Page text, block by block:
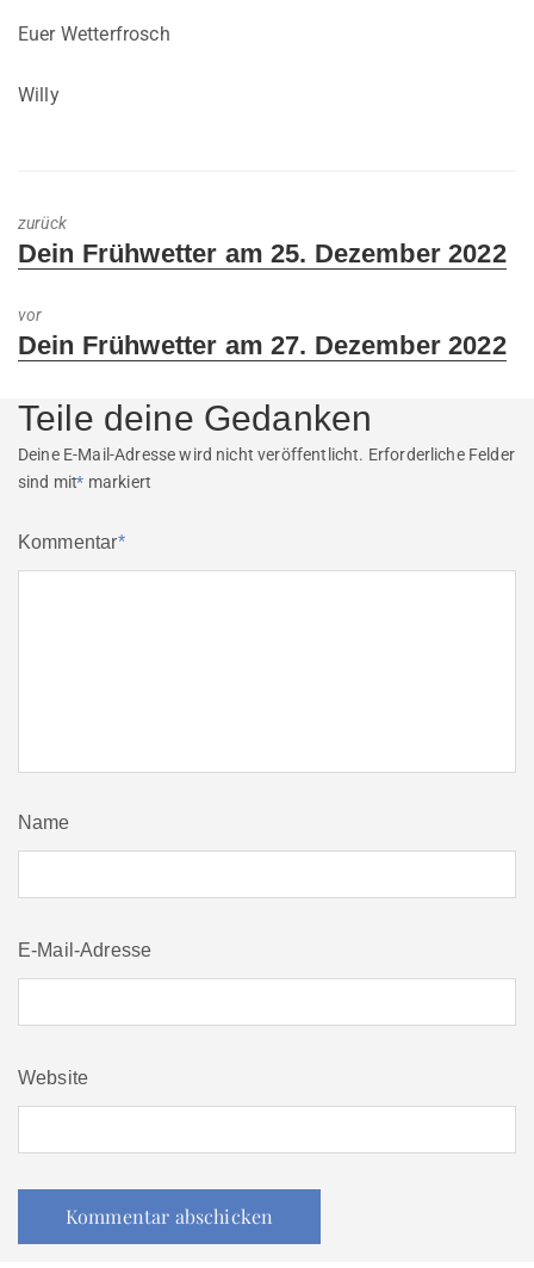
Euer Wetterfrosch
Willy
zurück
Previous
Dein Frühwetter am 25. Dezember 2022
vor
Next
Dein Frühwetter am 27. Dezember 2022
Teile deine Gedanken
Deine E-Mail-Adresse wird nicht veröffentlicht. Erforderliche Felder
sind mit* markiert
Kommentar*
Name
E-Mail-Adresse
Website